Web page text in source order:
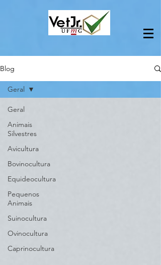
Blog
Geral
Animais
Silvestres
Avicultura
Bovinocultura
Equideocultura
Pequenos
Animais
Suinocultura
Ovinocultura
Caprinocultura
Geral